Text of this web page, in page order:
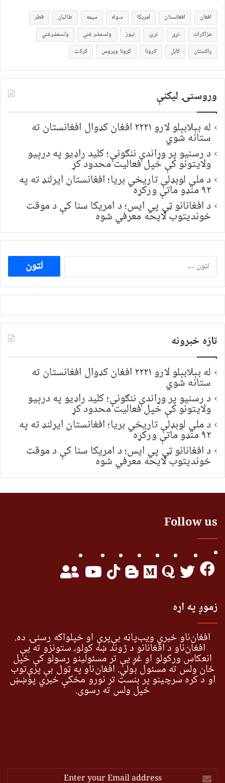
افغان افغانستان امریکا سوله سیمه طالبان
قطر
مزاکرات
نړی نړۍ نیوز ولسمشر غني
ولسمشرغني
پاکستان
کابل کرونا کرونا ویروس کرکټ
وروستۍ ليکنې
له بېلابېلو لارو ۲۲۲۱ افغان کډوال افغانستان ته
ستانه شوي
د رسنیو پر وړاندې ننګونې؛ کلید راډیو په درېیو
ولایتونو کې خپل فعالیت محدود کړ
د ملي لوبډلې تاریخي بریا؛ افغانستان ایرلنډ ته په
۹۲ منډو ماتې ورکړه
د افغانانو ټي پي ایس؛ د امریکا سنا کې د موقت
خونديتوب لایحه معرفي شوه
ددی
لپاره
لټون:
تازه خبرونه
له بېلابېلو لارو ۲۲۲۱ افغان کډوال افغانستان ته
ستانه شوي
د رسنیو پر وړاندې ننګونې؛ کلید راډیو په درېیو
ولایتونو کې خپل فعالیت محدود کړ
د ملي لوبډلې تاریخي بریا؛ افغانستان ایرلنډ ته په
۹۲ منډو ماتې ورکړه
د افغانانو ټي پي ایس؛ د امریکا سنا کې د موقت
خونديتوب لایحه معرفي شوه
Follow us
زموږ په اړه
افغان‌ناو خبري ویب‌پاڼه بې‌پرې او خپلواکه رسنۍ ده.
افغان‌ناو د افغانانو د ژوند ښه کولو، ستونزو ته یې
انعکاس ورکولو او غږ یې تر مسئولینو رسولو کې خپل
ځان ولس ته مسئول بولي. افغان‌ناو په ټول بې پرې‌توب
او د کره سرچینو پر بنسټ تر نورو مخکې خبري پوښښ
خپل ولس ته رسوي.
Enter